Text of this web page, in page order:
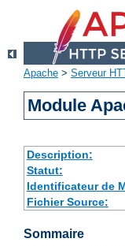
Apache > Serveur
Module
Description:
Statut:
Identificateur de
Fichier Source:
Sommaire